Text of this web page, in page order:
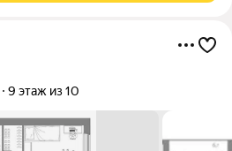
9 этаж из 10